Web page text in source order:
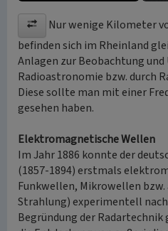
Nur wenige Kilometer
befinden sich im Rheinland
Anlagen zur Beobachtung und
Radioastronomie bzw. durch
Diese sollte man mit einer
gesehen haben.
Elektromagnetische Wellen
Im Jahr 1886 konnte der
(1857-1894) erstmals
Funkwellen, Mikrowellen
Strahlung) experimentell
Begründung der